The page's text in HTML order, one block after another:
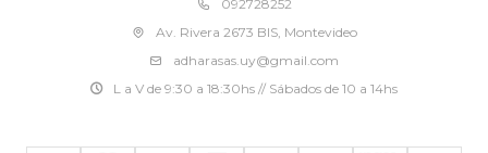
092728252
Av. Rivera 2673 BIS, Montevideo
adharasas.uy@gmail.com
L a V de 9:30 a 18:30hs // Sábados de 10 a 14hs